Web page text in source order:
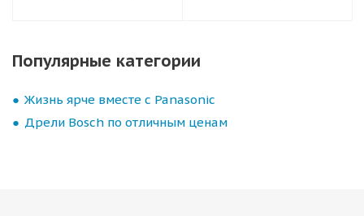
Популярные категории
Жизнь ярче вместе с Panasonic
Дрели Bosch по отличным ценам